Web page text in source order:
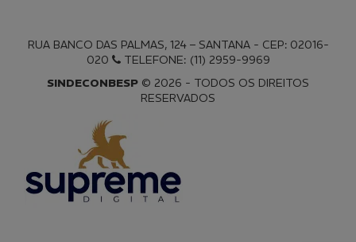
RUA BANCO DAS PALMAS, 124 – SANTANA - CEP: 02016-
020
TELEFONE: (11) 2959-9969
SINDECONBESP © 2026 - TODOS OS DIREITOS
RESERVADOS